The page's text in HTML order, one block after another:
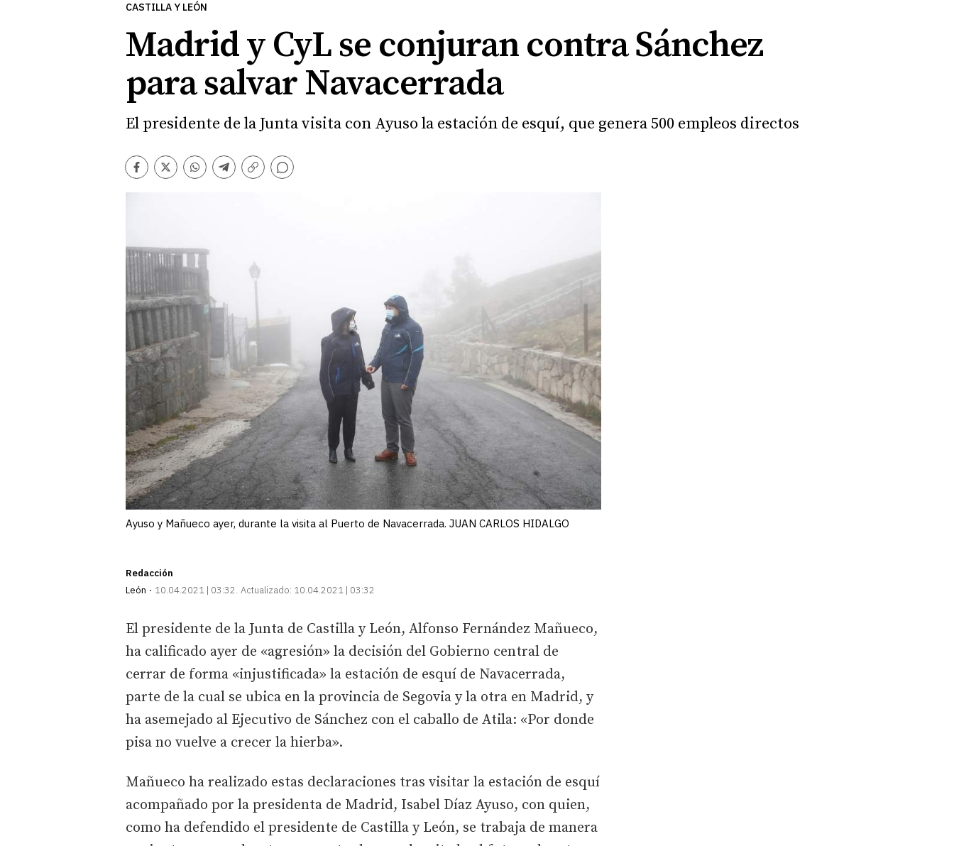
CASTILLA Y LEÓN
Madrid y CyL se conjuran contra Sánchez
para salvar Navacerrada
El presidente de la Junta visita con Ayuso la estación de esquí, que genera 500 empleos directos
Facebook
TwitterWhatsapp
Telegram
Copiar
Comentarios
Ayuso y Mañueco ayer, durante la visita al Puerto de Navacerrada. JUAN CARLOS HIDALGO
Redacción
León
10.04.2021 | 03:32 Actualizado: 10.04.2021 | 03:32
El presidente de la Junta de Castilla y León, Alfonso Fernández Mañueco,
ha calificado ayer de «agresión» la decisión del Gobierno central de
cerrar de forma «injustificada» la estación de esquí de Navacerrada,
parte de la cual se ubica en la provincia de Segovia y la otra en Madrid, y
ha asemejado al Ejecutivo de Sánchez con el caballo de Atila: «Por donde
pisa no vuelve a crecer la hierba».
Mañueco ha realizado estas declaraciones tras visitar la estación de esquí
acompañado por la presidenta de Madrid, Isabel Díaz Ayuso, con quien,
como ha defendido el presidente de Castilla y León, se trabaja de manera